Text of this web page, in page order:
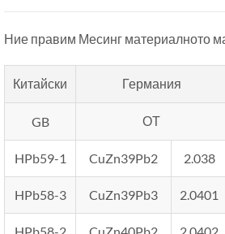
Ние правим Месинг материалното
Китайски Германия
GB ОТ
HPb59-1 CuZn39Pb2 2.038
HPb58-3 CuZn39Pb3 2.0401